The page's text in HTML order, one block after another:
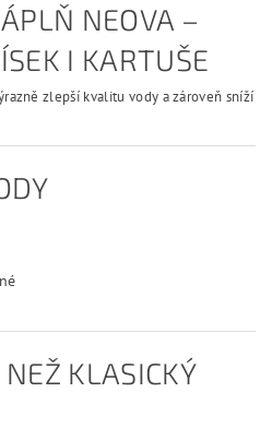
NEOVA –
I KARTUŠE
zlepší kvalitu vody a zároveň sníží
KLASICKÝ